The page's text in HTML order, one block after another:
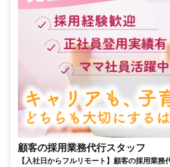
顧客の採用業務代行スタッフ
【入社日からフルリモート】顧客の採用業務